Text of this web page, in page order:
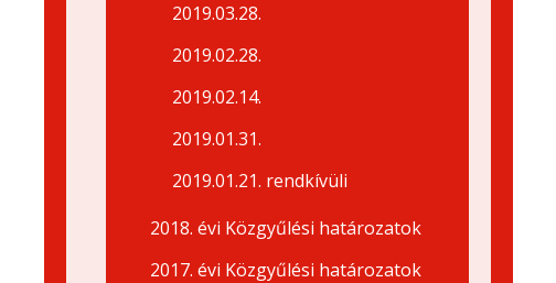
2019.03.28.
2019.02.28.
2019.02.14.
2019.01.31.
2019.01.21. rendkívüli
2018. évi Közgyűlési határozatok
2017. évi Közgyűlési határozatok